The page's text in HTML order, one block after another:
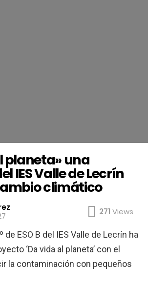
planeta» una
IES Valle de Lecrín
climático
271 Views
de ESO B del IES Valle de Lecrín ha
‘Da vida al planeta’ con el
la contaminación con pequeños